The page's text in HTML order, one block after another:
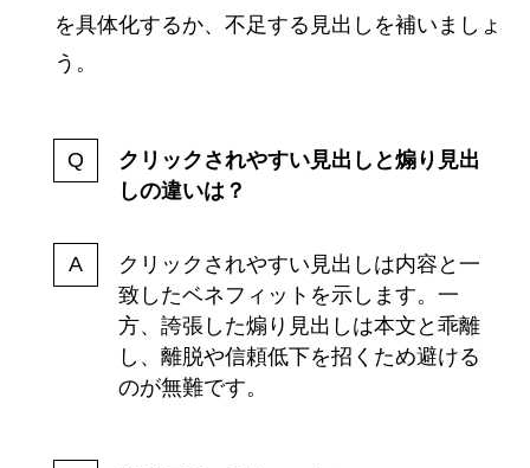
を具体化するか、不足する見出しを補いましょ
う。
クリックされやすい見出しと煽り見出
しの違いは？
クリックされやすい見出しは内容と一
致したベネフィットを示します。一
方、誇張した煽り見出しは本文と乖離
し、離脱や信頼低下を招くため避ける
のが無難です。